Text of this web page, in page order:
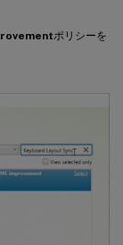
ポリシーを